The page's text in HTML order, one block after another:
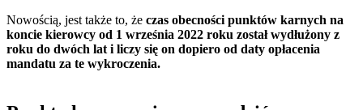
Nowością, jest także to, że czas obecności punktów karnych na
koncie kierowcy od 1 września 2022 roku został wydłużony z
roku do dwóch lat i liczy się on dopiero od daty opłacenia
mandatu za te wykroczenia.